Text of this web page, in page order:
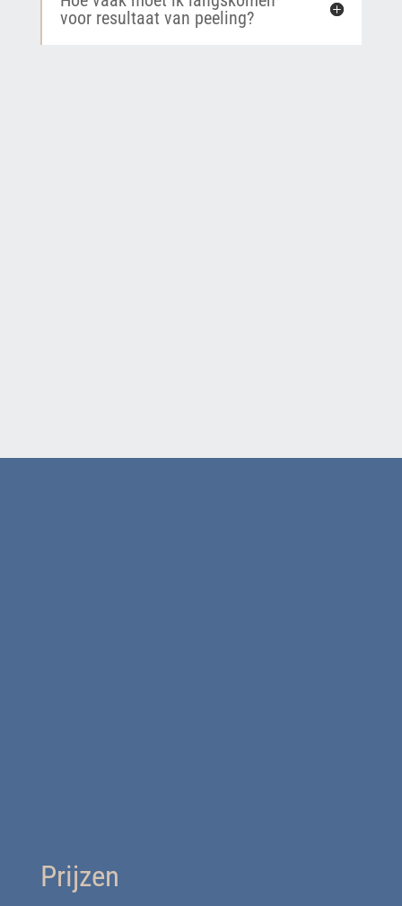
voor resultaat van peeling?
Prijzen